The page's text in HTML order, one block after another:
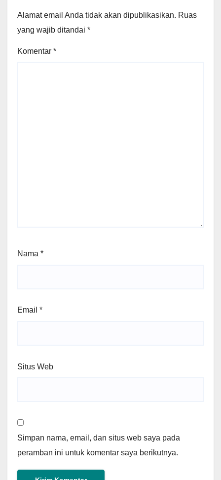
Alamat email Anda tidak akan dipublikasikan. Ruas
yang wajib ditandai *
Komentar *
Nama *
Email *
Situs Web
Simpan nama, email, dan situs web saya pada
peramban ini untuk komentar saya berikutnya.